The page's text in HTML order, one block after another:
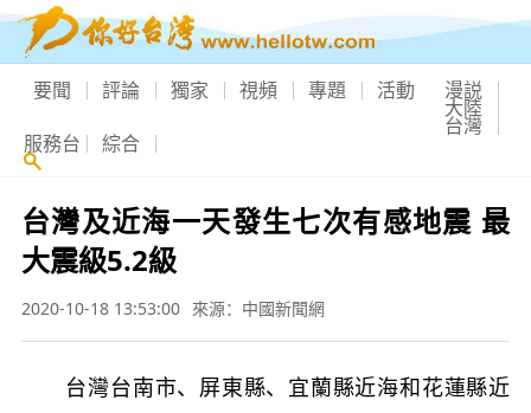
要聞 評論 獨家 視頻 專題 活動 漫説
大陸
台灣
服務台 綜合
台灣及近海一天發生七次有感地震 最
大震級5.2級
2020-10-18 13:53:00 來源：中國新聞網
台灣台南市、屏東縣、宜蘭縣近海和花蓮縣近